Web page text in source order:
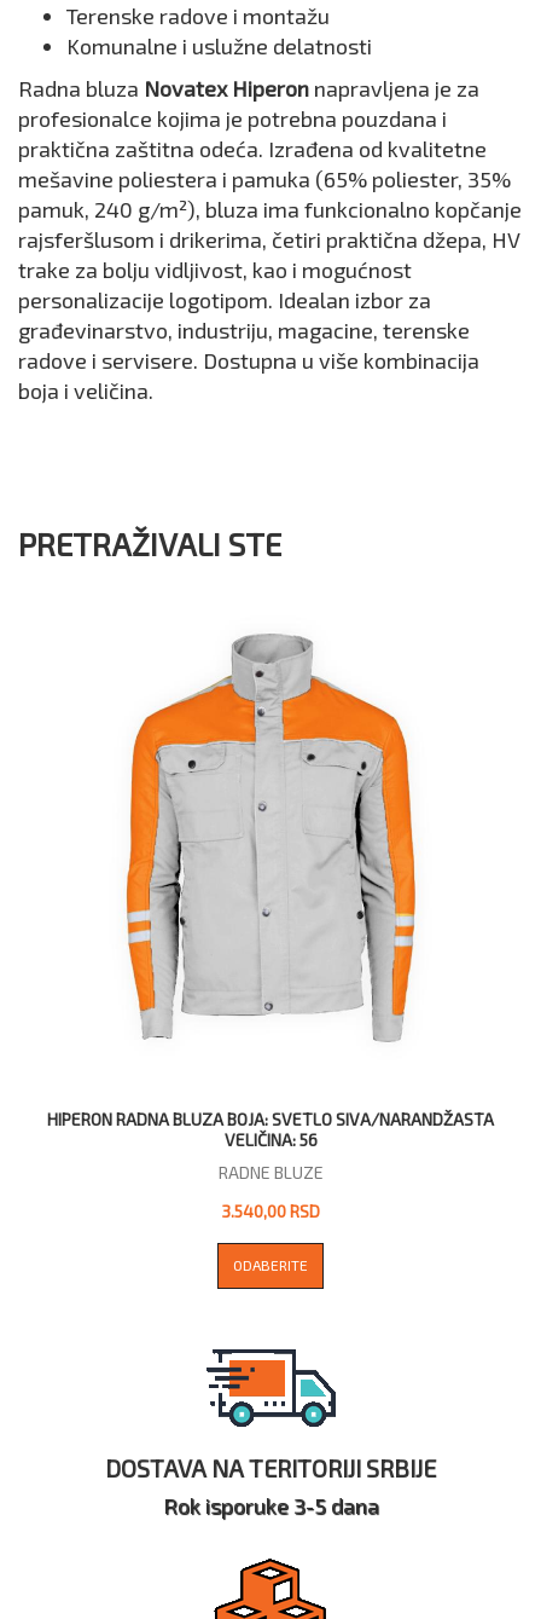
Terenske radove i montažu
Komunalne i uslužne delatnosti
Radna bluza Novatex Hiperon napravljena je za
profesionalce kojima je potrebna pouzdana i
praktična zaštitna odeća. Izrađena od kvalitetne
mešavine poliestera i pamuka (65% poliester, 35%
pamuk, 240 g/m²), bluza ima funkcionalno kopčanje
rajsferšlusom i drikerima, četiri praktična džepa, HV
trake za bolju vidljivost, kao i mogućnost
personalizacije logotipom. Idealan izbor za
građevinarstvo, industriju, magacine, terenske
radove i servisere. Dostupna u više kombinacija
boja i veličina.
PRETRAŽIVALI STE
HIPERON RADNA BLUZA BOJA: SVETLO SIVA/NARANDŽASTA
VELIČINA: 56
RADNE BLUZE
3.540,00 RSD
ODABERITE
DOSTAVA NA TERITORIJI SRBIJE
Rok isporuke 3-5 dana